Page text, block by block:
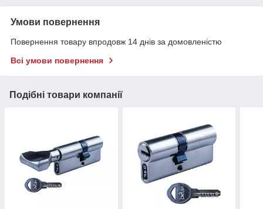
Умови повернення
Повернення товару впродовж 14 днів за домовленістю
Всі умови повернення
Подібні товари компанії